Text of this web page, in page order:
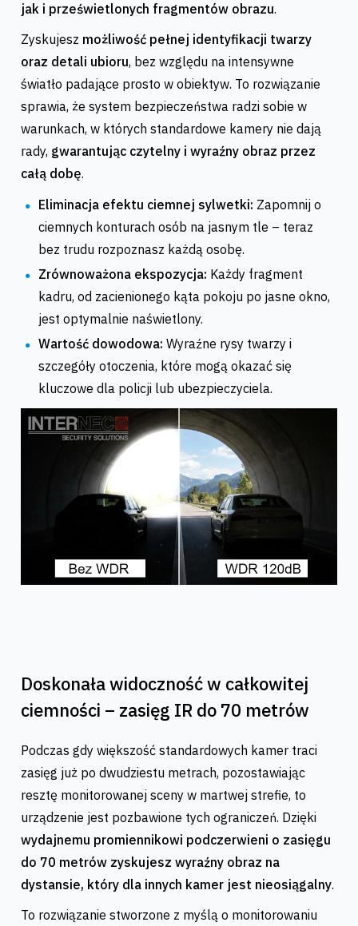
jak i prześwietlonych fragmentów obrazu.
Zyskujesz możliwość pełnej identyfikacji twarzy
oraz detali ubioru, bez względu na intensywne
światło padające prosto w obiektyw. To rozwiązanie
sprawia, że system bezpieczeństwa radzi sobie w
warunkach, w których standardowe kamery nie dają
rady, gwarantując czytelny i wyraźny obraz przez
całą dobę.
Eliminacja efektu ciemnej sylwetki: Zapomnij o
ciemnych konturach osób na jasnym tle – teraz
bez trudu rozpoznasz każdą osobę.
Zrównoważona ekspozycja: Każdy fragment
kadru, od zacienionego kąta pokoju po jasne okno,
jest optymalnie naświetlony.
Wartość dowodowa: Wyraźne rysy twarzy i
szczegóły otoczenia, które mogą okazać się
kluczowe dla policji lub ubezpieczyciela.
Doskonała widoczność w całkowitej
ciemności – zasięg IR do 70 metrów
Podczas gdy większość standardowych kamer traci
zasięg już po dwudziestu metrach, pozostawiając
resztę monitorowanej sceny w martwej strefie, to
urządzenie jest pozbawione tych ograniczeń. Dzięki
wydajnemu promiennikowi podczerwieni o zasięgu
do 70 metrów zyskujesz wyraźny obraz na
dystansie, który dla innych kamer jest nieosiągalny.
To rozwiązanie stworzone z myślą o monitorowaniu